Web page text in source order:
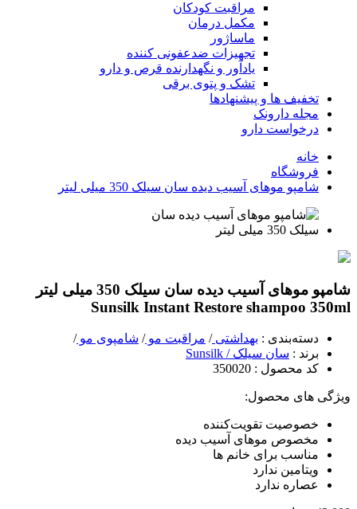
مراقبت کودکان
مکمل درمان
ماساژور
تجهیزات ضدعفونی کننده
یادآور و نگهدارنده قرص و دارو
تشک و پتوی برقی
تخفیف ها و پیشنهادها
مجله دارونک
درخواست دارو
خانه
فروشگاه
شامپو موهای آسیب دیده سان سیلک 350 میلی لیتر
شامپو موهای آسیب دیده سان سیلک 350 میلی لیتر
Sunsilk Instant Restore shampoo 350ml
دسته‌بندی : بهداشتی/ مراقبت مو/ شامپوی مو/
برند : سان سیلک / Sunsilk
کد محصول : 350020
ویژگی های محصول:
خصوصیت تقویت‌کننده
مخصوص موهای آسیب دیده
مناسب برای خانم ها
ویتامین ندارد
عصاره ندارد